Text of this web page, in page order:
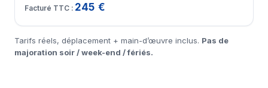
245 €
Tarifs réels, déplacement + main-d’œuvre inclus. Pas de
majoration soir / week-end / fériés.